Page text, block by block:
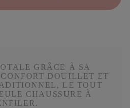
GRÂCE À SA
DOUILLET ET
LE TOUT
CHAUSSURE À